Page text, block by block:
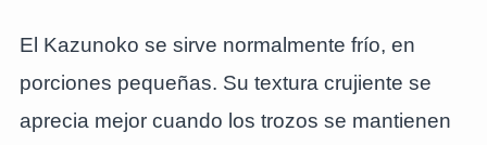
El Kazunoko se sirve normalmente frío, en
porciones pequeñas. Su textura crujiente se
aprecia mejor cuando los trozos se mantienen